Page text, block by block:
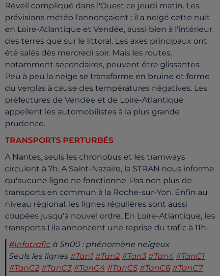
Réveil compliqué dans l'Ouest ce jeudi matin. Les
prévisions météo l'annonçaient : il a neigé cette nuit
en Loire-Atlantique et Vendée, aussi bien à l'intérieur
des terres que sur le littoral. Les axes principaux ont
été salés dès mercredi soir. Mais les routes,
notamment secondaires, peuvent être glissantes.
Peu à peu la neige se transforme en bruine et forme
du verglas à cause des températures négatives. Les
préfectures de Vendée et de Loire-Atlantique
appellent les automobilistes à la plus grande
prudence.
TRANSPORTS PERTURBÉS
A Nantes, seuls les chronobus et les tramways
circulent à 7h. A Saint-Nazaire, la STRAN nous informe
qu'aucune ligne ne fonctionne. Pas non plus de
transports en commun à la Roche-sur-Yon. Enfin au
niveau régional, les lignes régulières sont aussi
coupées jusqu'à nouvel ordre. En Loire-Atlantique, les
transports Lila annoncent une reprise du trafic à 11h.
#Infotrafic à 5h00 : phénomène neigeux
Seuls les lignes #Tan1 #Tan2 #Tan3 #Tan4 #TanC1
#TanC2 #TanC3 #TanC4 #TanC5 #TanC6 #TanC7